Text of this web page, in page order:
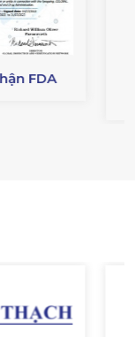
GIẤY PHÉP BẢO VỆ